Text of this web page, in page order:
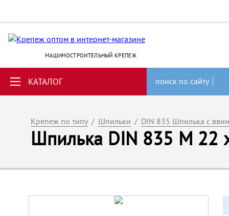
МАШИНОСТРОИТЕЛЬНЫЙ КРЕПЕЖ
КАТАЛОГ поиск по сайту
Крепеж по типу / Шпильки / DIN 835 Шпилька с
Шпилька DIN 835 M 22